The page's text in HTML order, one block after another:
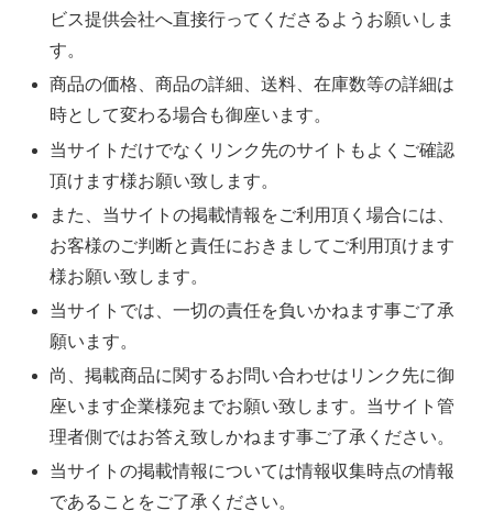
ビス提供会社へ直接行ってくださるようお願いしま
す。
商品の価格、商品の詳細、送料、在庫数等の詳細は
時として変わる場合も御座います。
当サイトだけでなくリンク先のサイトもよくご確認
頂けます様お願い致します。
また、当サイトの掲載情報をご利用頂く場合には、
お客様のご判断と責任におきましてご利用頂けます
様お願い致します。
当サイトでは、一切の責任を負いかねます事ご了承
願います。
尚、掲載商品に関するお問い合わせはリンク先に御
座います企業様宛までお願い致します。当サイト管
理者側ではお答え致しかねます事ご了承ください。
当サイトの掲載情報については情報収集時点の情報
であることをご了承ください。